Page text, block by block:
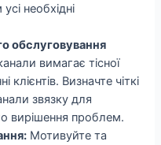
необхідні
обслуговування
вимагає тісної
клієнтів. Визначте чіткі
звязку для
вирішення проблем.
Мотивуйте та